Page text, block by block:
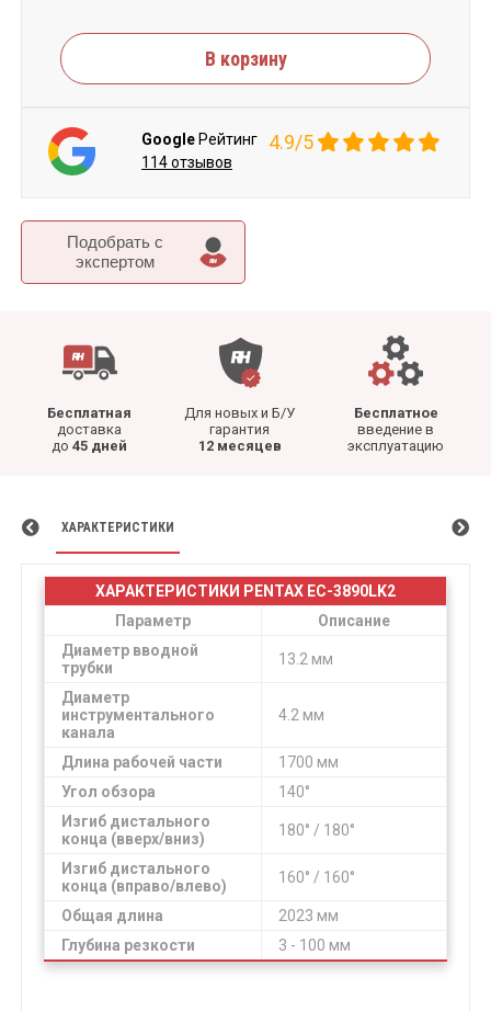
Подобрать c
экспертом
Бесплатная
доставка
до 45 дней
Для новых и Б/У
гарантия
12 месяцев
Бесплатное
введение в
эксплуатацию
В корзину
Google Рейтинг 4.9/5
114 отзывов
ХАРАКТЕРИСТИКИ
ХАРАКТЕРИСТИКИ PENTAX EC-3890LK2
Параметр
Описание
Диаметр вводной
трубки
13.2 мм
Диаметр
инструментального
канала
4.2 мм
Длина рабочей части
1700 мм
Угол обзора
140°
Изгиб дистального
конца (вверх/вниз)
180° / 180°
Изгиб дистального
конца (вправо/влево)
160° / 160°
Общая длина
2023 мм
Глубина резкости
3 - 100 мм